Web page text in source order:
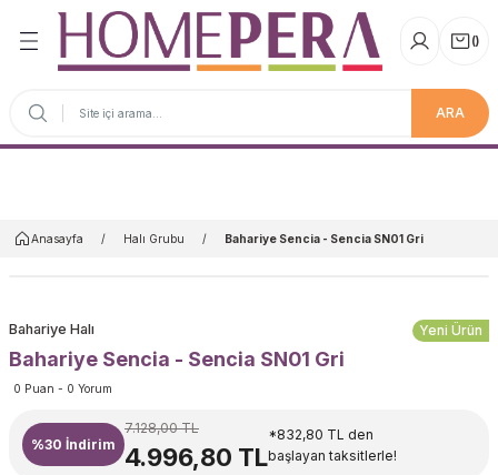
ARA
()
Anasayfa Halı Grubu Bahariye Sencia - Sencia SN01 Gri
Yeni Ürün
Bahariye Halı
Bahariye Sencia - Sencia SN01 Gri
0 Puan - 0 Yorum
%30 İndirim
7.128,00 TL
4.996,80 TL
*832,80 TL den
başlayan taksitlerle!